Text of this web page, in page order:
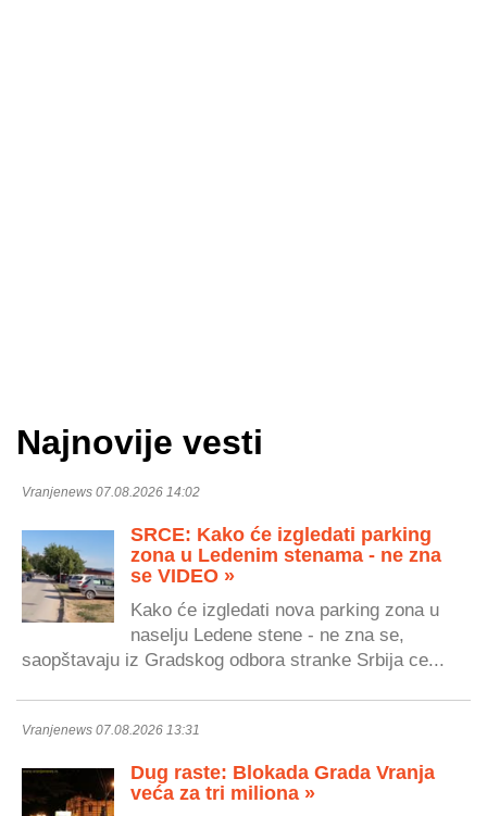
Najnovije vesti
Vranjenews 07.08.2026 14:02
SRCE: Kako će izgledati parking
zona u Ledenim stenama - ne zna
se VIDEO »
Kako će izgledati nova parking zona u
naselju Ledene stene - ne zna se,
saopštavaju iz Gradskog odbora stranke Srbija ce...
Vranjenews 07.08.2026 13:31
Dug raste: Blokada Grada Vranja
veća za tri miliona »